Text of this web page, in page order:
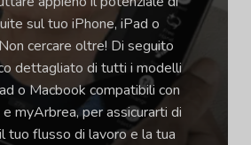
sul tuo iPhone, iPad o
cercare oltre! Di seguito
dettagliato di tutti i modelli
o Macbook compatibili con
myArbrea, per assicurarti di
tuo flusso di lavoro e la tua